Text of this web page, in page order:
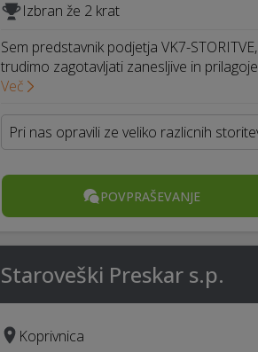
Izbran že 2 krat
Sem predstavnik podjetja VK7-
trudimo zagotavljati zanesljive in
Več
Pri nas opravili ze veliko razlicnih
POVPRAŠEVANJE
Preskar s.p.
Koprivnica